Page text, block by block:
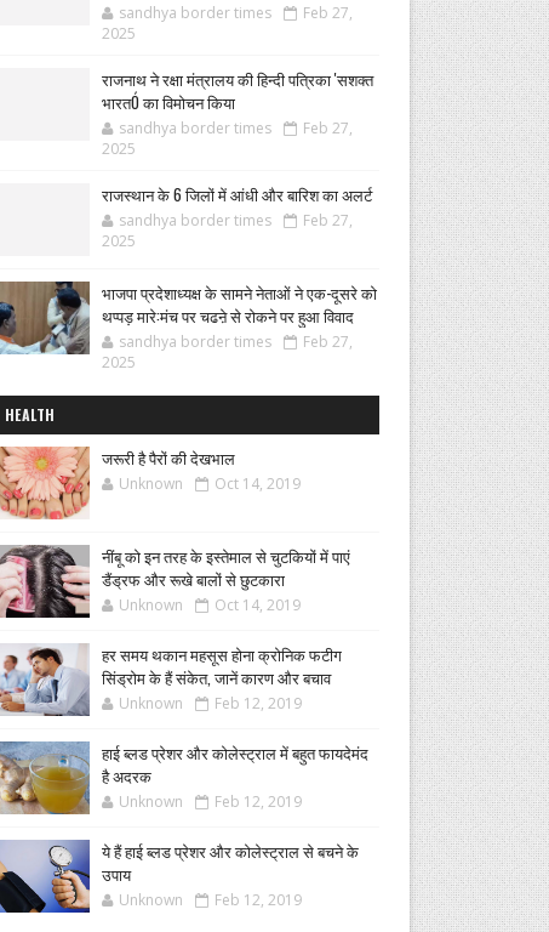
sandhya border times
Feb 27,
2025
राजनाथ ने रक्षा मंत्रालय की हिन्दी पत्रिका 'सशक्त
भारतÓ का विमोचन किया
sandhya border times
Feb 27,
2025
राजस्थान के 6 जिलों में आंधी और बारिश का अलर्ट
sandhya border times
Feb 27,
2025
भाजपा प्रदेशाध्यक्ष के सामने नेताओं ने एक-दूसरे को
थप्पड़ मारे:मंच पर चढऩे से रोकने पर हुआ विवाद
sandhya border times
Feb 27,
2025
HEALTH
जरूरी है पैरों की देखभाल
Unknown Oct 14, 2019
नींबू को इन तरह के इस्तेमाल से चुटकियों में पाएं
डैंड्रफ और रूखे बालों से छुटकारा
Unknown Oct 14, 2019
हर समय थकान महसूस होना क्रोनिक फटीग
सिंड्रोम के हैं संकेत, जानें कारण और बचाव
Unknown Feb 12, 2019
हाई ब्लड प्रेशर और कोलेस्ट्राल में बहुत फायदेमंद
है अदरक
Unknown Feb 12, 2019
ये हैं हाई ब्लड प्रेशर और कोलेस्ट्राल से बचने के
उपाय
Unknown Feb 12, 2019